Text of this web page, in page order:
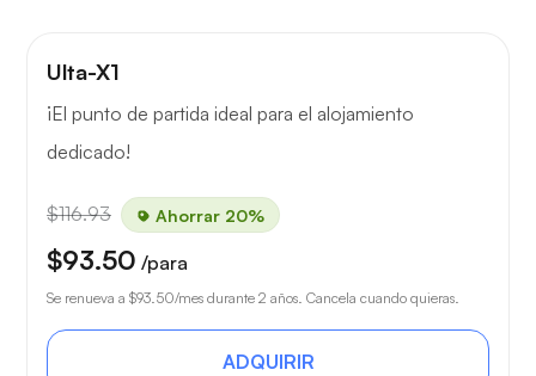
Ulta-X1
¡El punto de partida ideal para el alojamiento
dedicado!
$116.93 Ahorrar 20%
$93.50 /para
Se renueva a $93.50/mes durante 2 años. Cancela cuando quieras.
ADQUIRIR